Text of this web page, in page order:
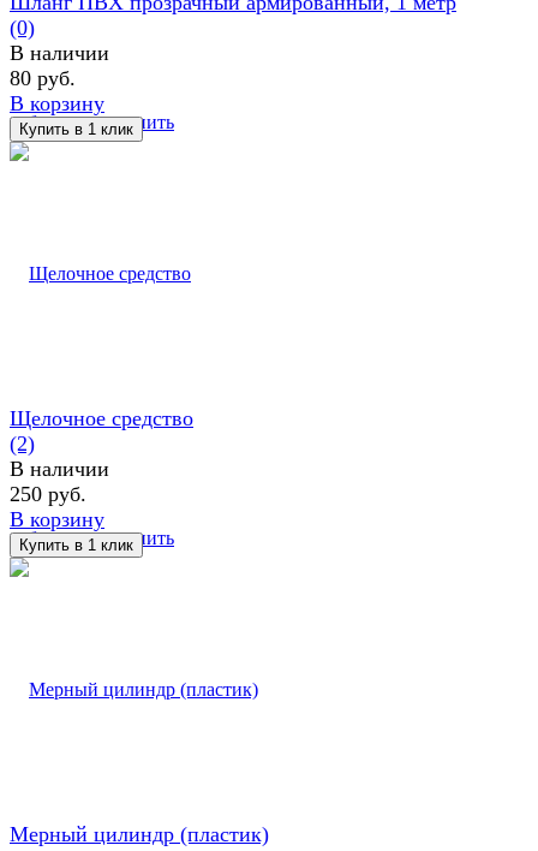
избранное сравнить
(0)
В наличии
80 руб.
В корзину
избранное сравнить
Щелочное средство
(2)
В наличии
250 руб.
В корзину
Мерный цилиндр (пластик)